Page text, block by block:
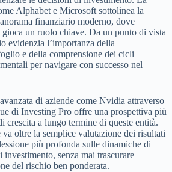
Alphabet e Microsoft sottolinea la
finanziario moderno, dove
un ruolo chiave. Da un punto di vista
evidenzia l’importanza della
e della comprensione dei cicli
per navigare con successo nel
di aziende come Nvidia attraverso
di Investing Pro offre una prospettiva più
crescita a lungo termine di queste entità.
oltre la semplice valutazione dei risultati
più profonda sulle dinamiche di
investimento, senza mai trascurare
del rischio ben ponderata.